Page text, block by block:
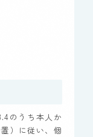
のうち本人か
）に従い、個